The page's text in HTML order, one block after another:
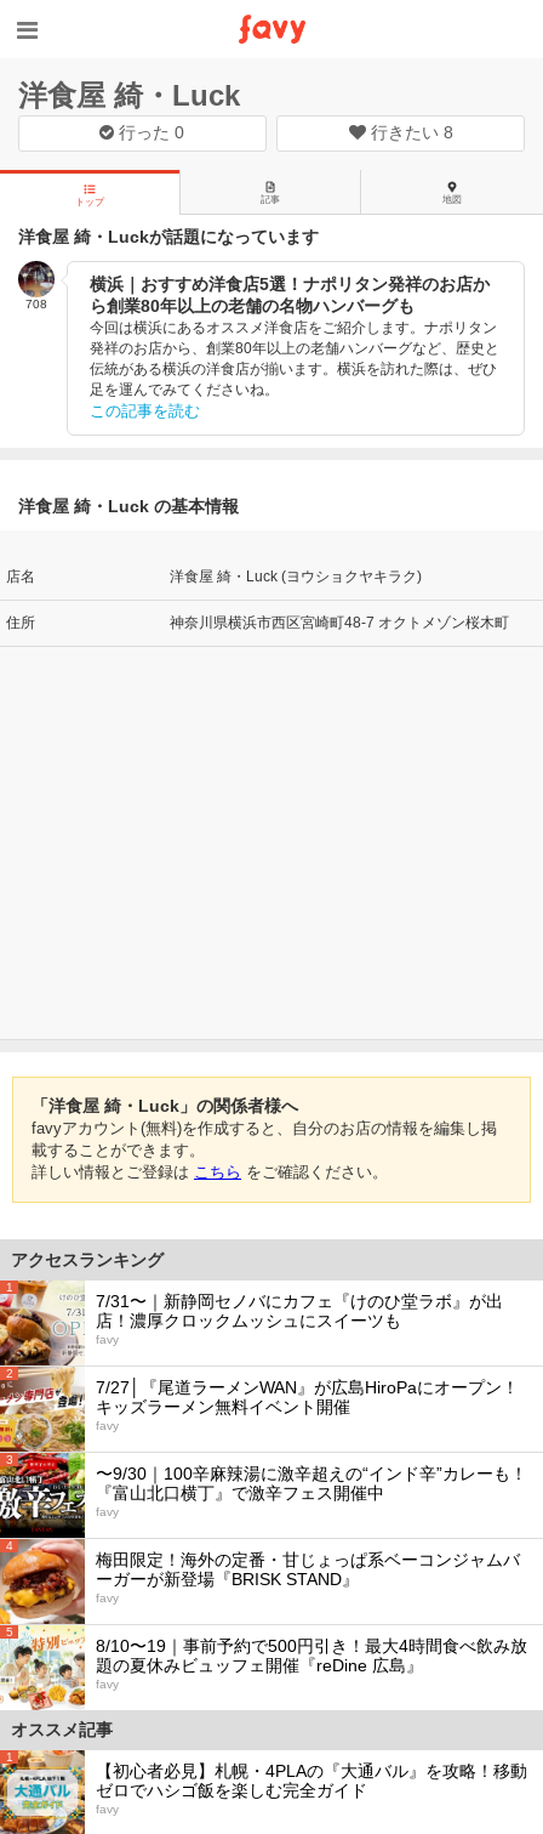
洋食屋 綺・Luck
行った0 行きたい 8
トップ 記事 地図
洋食屋 綺・Luckが話題になっています
708
横浜｜おすすめ洋食店5選！ナポリタン発祥のお店か
ら創業80年以上の老舗の名物ハンバーグも
今回は横浜にあるオススメ洋食店をご紹介します。ナポリタン
発祥のお店から、創業80年以上の老舗ハンバーグなど、歴史と
伝統がある横浜の洋食店が揃います。横浜を訪れた際は、ぜひ
足を運んでみてくださいね。
この記事を読む
洋食屋 綺・Luck の基本情報
店名 洋食屋 綺・Luck (ヨウショクヤキラク)
住所 神奈川県横浜市西区宮崎町48-7 オクトメゾン桜木町
「洋食屋 綺・Luck」の関係者様へ
favyアカウント(無料)を作成すると、自分のお店の情報を編集し掲
載することができます。
詳しい情報とご登録は こちら をご確認ください。
アクセスランキング
1
7/31〜｜新静岡セノバにカフェ『けのひ堂ラボ』が出
店！濃厚クロックムッシュにスイーツも
favy
2
7/27│『尾道ラーメンWAN』が広島HiroPaにオープン！
キッズラーメン無料イベント開催
favy
3
〜9/30｜100辛麻辣湯に激辛超えの“インド辛”カレーも！
『富山北口横丁』で激辛フェス開催中
favy
4
梅田限定！海外の定番・甘じょっぱ系ベーコンジャムバ
ーガーが新登場『BRISK STAND』
favy
5
8/10〜19｜事前予約で500円引き！最大4時間食べ飲み放
題の夏休みビュッフェ開催『reDine 広島』
favy
オススメ記事
1
【初心者必見】札幌・4PLAの『大通バル』を攻略！移動
ゼロでハシゴ飯を楽しむ完全ガイド
favy